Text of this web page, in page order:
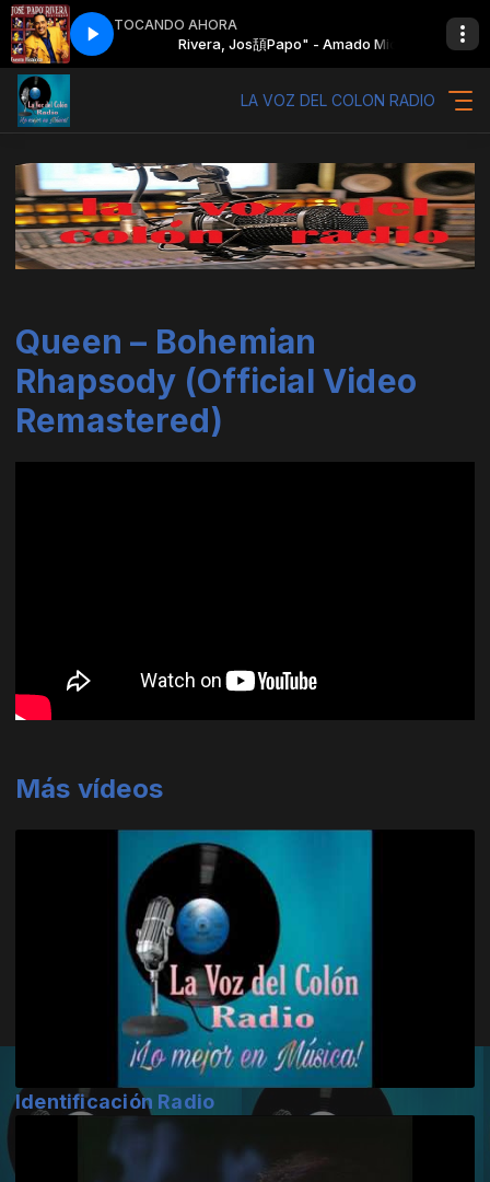
TOCANDO AHORA
- Amado Mio Rivera, Jos頢Papo" - Amado Mio
LA VOZ DEL COLON RADIO
Queen – Bohemian
Rhapsody (Official Video
Remastered)
Más vídeos
Identificación Radio